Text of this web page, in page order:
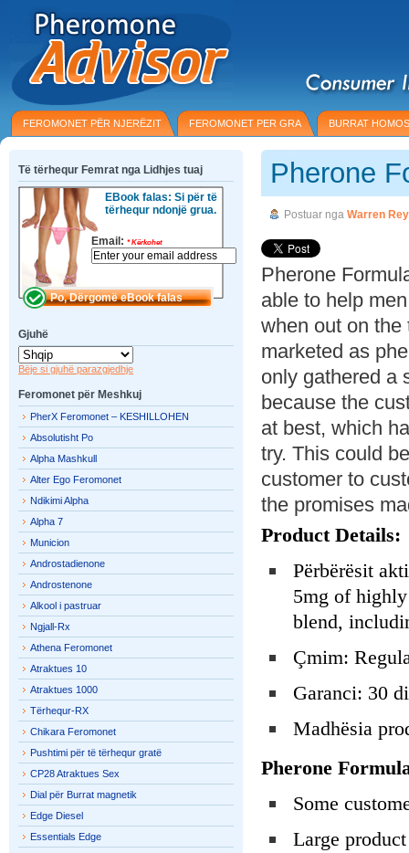
FEROMONET PËR NJERËZIT FEROMONET PER GRA BURRAT
Pherone
Postuar nga Warren
Pherone
able to help
when out on the
marketed as
only gathered a
because the
at best, which
try. This could
customer to
the promises
Product Details:
Përbërësit
5mg of
blend,
Çmim:
Garanci: 30
Madhësia
Pherone
Some
Large
Të tërhequr Femrat nga Lidhjes tuaj
EBook falas: Si për të
tërhequr ndonjë grua.
Email: *Kërkohet
Gjuhë
Bëje si gjuhë parazgjedhje
Feromonet për Meshkuj
PherX Feromonet – KESHILLOHEN
Absolutisht Po
Alpha Mashkull
Alter Ego Feromonet
Ndikimi Alpha
Alpha 7
Municion
Androstadienone
Androstenone
Alkool i pastruar
Ngjall-Rx
Athena Feromonet
Atraktues 10
Atraktues 1000
Tërhequr-RX
Chikara Feromonet
Pushtimi për të tërhequr gratë
CP28 Atraktues Sex
Dial për Burrat magnetik
Edge Diesel
Essentials Edge